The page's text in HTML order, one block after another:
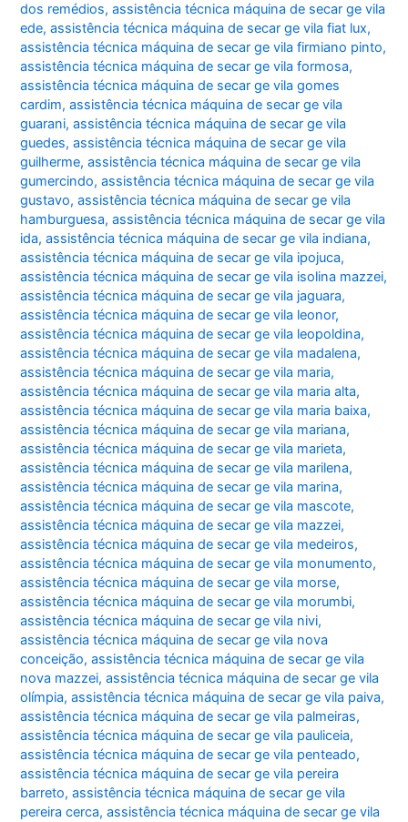
dos remédios,assistência técnica máquina de secar ge vila
ede,assistência técnica máquina de secar ge vila fiat lux,
assistência técnica máquina de secar ge vila firmiano pinto,
assistência técnica máquina de secar ge vila formosa,
assistência técnica máquina de secar ge vila gomes
cardim,assistência técnica máquina de secar ge vila
guarani,assistência técnica máquina de secar ge vila
guedes,assistência técnica máquina de secar ge vila
guilherme,assistência técnica máquina de secar ge vila
gumercindo,assistência técnica máquina de secar ge vila
gustavo,assistência técnica máquina de secar ge vila
hamburguesa,assistência técnica máquina de secar ge vila
ida,assistência técnica máquina de secar ge vila indiana,
assistência técnica máquina de secar ge vila ipojuca,
assistência técnica máquina de secar ge vila isolina mazzei,
assistência técnica máquina de secar ge vila jaguara,
assistência técnica máquina de secar ge vila leonor,
assistência técnica máquina de secar ge vila leopoldina,
assistência técnica máquina de secar ge vila madalena,
assistência técnica máquina de secar ge vila maria,
assistência técnica máquina de secar ge vila maria alta,
assistência técnica máquina de secar ge vila maria baixa,
assistência técnica máquina de secar ge vila mariana,
assistência técnica máquina de secar ge vila marieta,
assistência técnica máquina de secar ge vila marilena,
assistência técnica máquina de secar ge vila marina,
assistência técnica máquina de secar ge vila mascote,
assistência técnica máquina de secar ge vila mazzei,
assistência técnica máquina de secar ge vila medeiros,
assistência técnica máquina de secar ge vila monumento,
assistência técnica máquina de secar ge vila morse,
assistência técnica máquina de secar ge vila morumbi,
assistência técnica máquina de secar ge vila nivi,
assistência técnica máquina de secar ge vila nova
conceição,assistência técnica máquina de secar ge vila
nova mazzei,assistência técnica máquina de secar ge vila
olímpia,assistência técnica máquina de secar ge vila paiva,
assistência técnica máquina de secar ge vila palmeiras,
assistência técnica máquina de secar ge vila pauliceia,
assistência técnica máquina de secar ge vila penteado,
assistência técnica máquina de secar ge vila pereira
barreto,assistência técnica máquina de secar ge vila
pereira cerca,assistência técnica máquina de secar ge vila